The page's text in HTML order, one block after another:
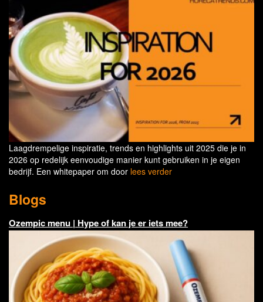
Laagdrempelige inspiratie, trends en highlights uit 2025 die je in
2026 op redelijk eenvoudige manier kunt gebruiken in je eigen
bedrijf. Een whitepaper om door lees verder
Blogs
Ozempic menu | Hype of kan je er iets mee?